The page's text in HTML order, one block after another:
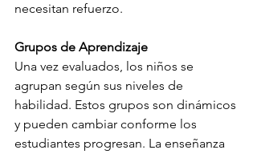
necesitan refuerzo.
Grupos de Aprendizaje
Una vez evaluados, los niños se
agrupan según sus niveles de
habilidad. Estos grupos son dinámicos
y pueden cambiar conforme los
estudiantes progresan. La enseñanza